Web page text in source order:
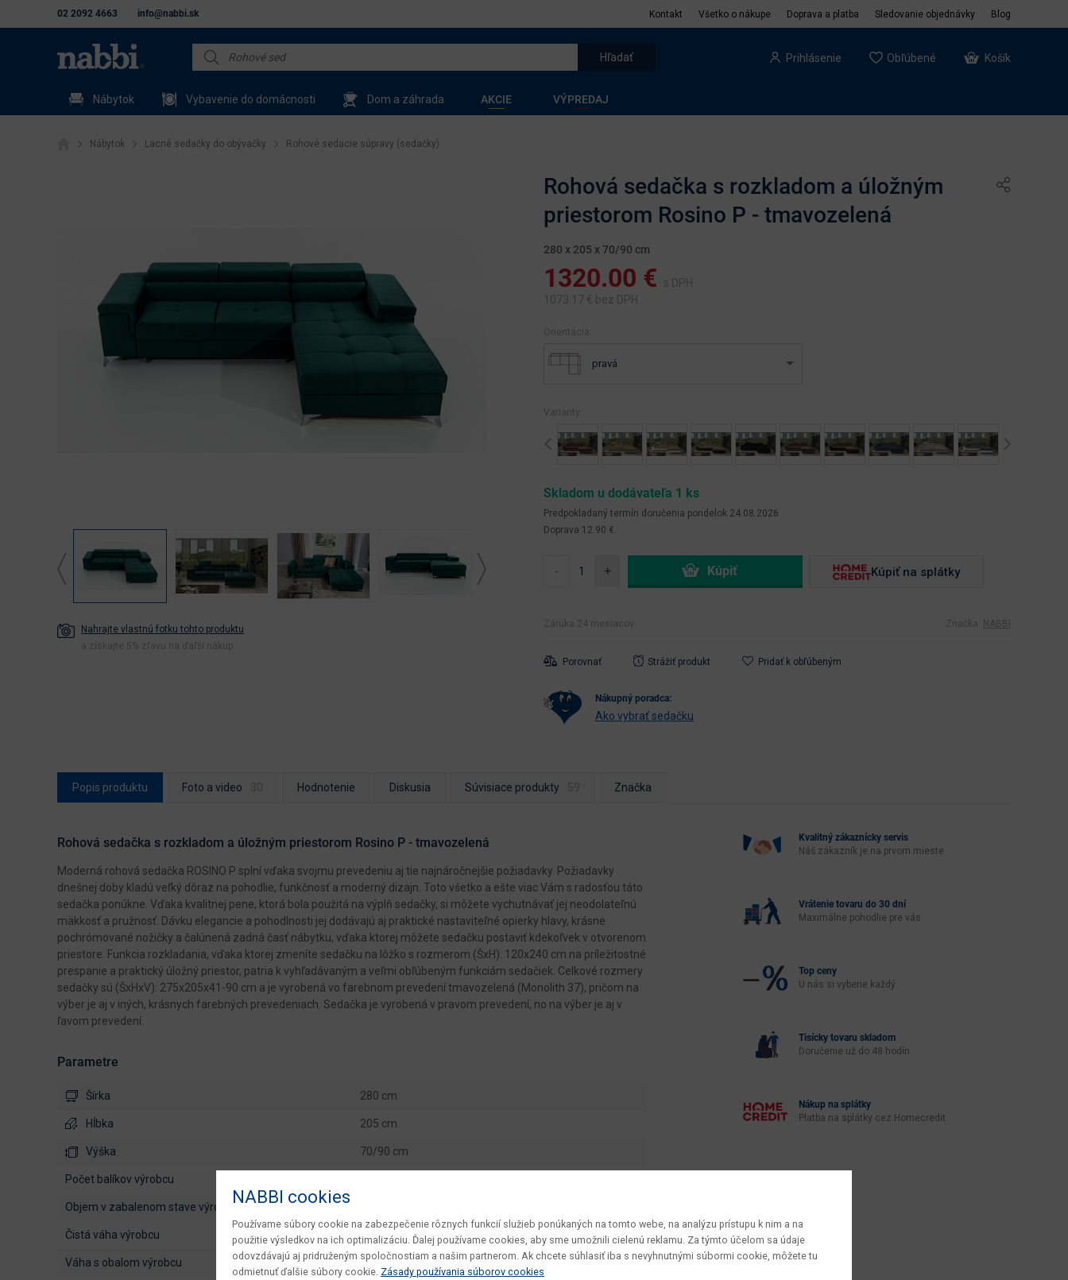
02 2092 4663 info@nabbi.sk Kontakt Všetko o nákupe Doprava a platba Sledovanie objednávky Blog
Prihlásenie Obľúbené Košík
Nábytok Vybavenie do domácnosti Dom a záhrada AKCIE VÝPREDAJ
Nábytok Lacné sedačky do obývačky Rohové sedacie súpravy (sedačky)
Nahrajte vlastnú fotku tohto produktu
a získajte 5% zľavu na ďaľší nákup
Rohová sedačka s rozkladom a úložným
priestorom Rosino P - tmavozelená
280 x 205 x 70/90 cm
1320.00 €
s DPH
1073.17 € bez DPH
Orientácia:
pravá
Varianty:
Previous
Skladom u dodávateľa 1 ks
Predpokladaný termín doručenia pondelok 24.08.2026
Doprava 12.90 €
- + Kúpiť na splátky
Záruka 24 mesiacov Značka: NABBI
Porovnať Strážiť produkt Pridať k obľúbeným
nákupný poradca:
Ako vybrať sedačku
Popis produktu Foto a video Hodnotenie Diskusia Súvisiace produkty Značka
Rohová sedačka s rozkladom a úložným priestorom Rosino P - tmavozelená
Moderná rohová sedačka ROSINO P splní vďaka svojmu prevedeniu aj tie najnáročnejšie požiadavky. Požiadavky
dnešnej doby kladú veľký dôraz na pohodlie, funkčnosť a moderný dizajn. Toto všetko a ešte viac Vám s radosťou táto
sedačka ponúkne. Vďaka kvalitnej pene, ktorá bola použitá na výplň sedačky, si môžete vychutnávať jej neodolateľnú
mäkkosť a pružnosť. Dávku elegancie a pohodlnosti jej dodávajú aj praktické nastaviteľné opierky hlavy, krásne
pochrómované nožičky a čalúnená zadná časť nábytku, vďaka ktorej môžete sedačku postaviť kdekoľvek v otvorenom
priestore. Funkcia rozkladania, vďaka ktorej zmeníte sedačku na lôžko s rozmerom (ŠxH): 120x240 cm na príležitostné
prespanie a praktický úložný priestor, patria k vyhľadávaným a veľmi obľúbeným funkciám sedačiek. Celkové rozmery
sedačky sú (ŠxHxV): 275x205x41-90 cm a je vyrobená vo farebnom prevedení tmavozelená (Monolith 37), pričom na
výber je aj v iných, krásnych farebných prevedeniach. Sedačka je vyrobená v pravom prevedení, no na výber je aj v
ľavom prevedení.
Parametre
Šírka 280 cm
Hĺbka 205 cm
Výška 70/90 cm
počet balíkov výrobcu
objem v zabalenom stave výrobcu
čistá váha výrobcu 230 kg
váha s obalom výrobcu 232 kg
Kvalitný zákaznícky servis
Náš zákazník je na prvom mieste
Vrátenie tovaru do 30 dní
Maximálne pohodlie pre vás
Top ceny
U nás si vyberie každý
Tisícky tovaru skladom
Doručenie už do 48 hodín
Nákup na splátky
Platba na splátky cez Homecredit
NABBI cookies
Používame súbory cookie na zabezpečenie rôznych funkcií služieb ponúkaných na tomto webe, na analýzu prístupu k nim a na
použitie výsledkov na ich optimalizáciu. Ďalej používame cookies, aby sme umožnili cielenú reklamu. Za týmto účelom sa údaje
odovzdávajú aj pridruženým spoločnostiam a našim partnerom. Ak chcete súhlasiť iba s nevyhnutnými súbormi cookie, môžete tu
odmietnuť ďalšie súbory cookie. Zásady používania súborov cookies